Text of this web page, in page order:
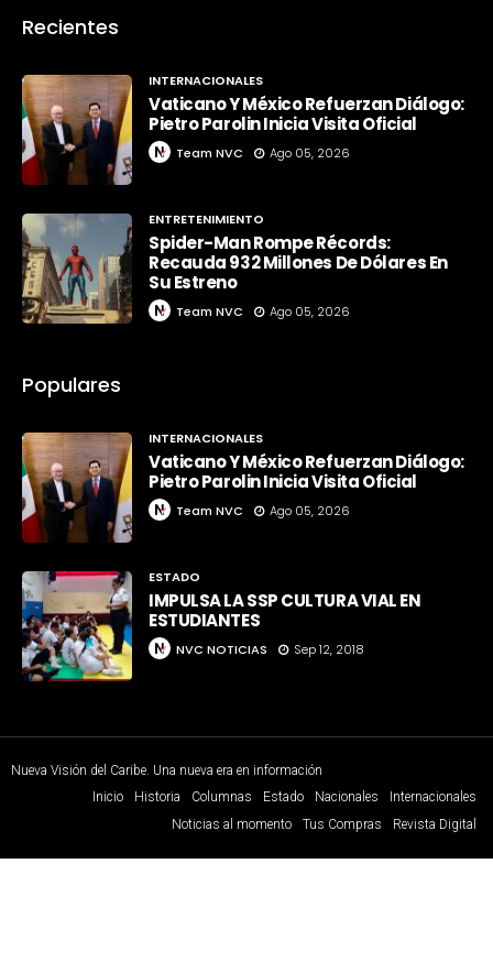
Recientes
INTERNACIONALES
Vaticano Y México Refuerzan Diálogo:
Pietro Parolin Inicia Visita Oficial
Team NVC Ago 05, 2026
ENTRETENIMIENTO
Spider-Man Rompe Récords:
Recauda 932 Millones De Dólares En
Su Estreno
Team NVC Ago 05, 2026
Populares
INTERNACIONALES
Vaticano Y México Refuerzan Diálogo:
Pietro Parolin Inicia Visita Oficial
Team NVC Ago 05, 2026
ESTADO
IMPULSA LA SSP CULTURA VIAL EN
ESTUDIANTES
NVC NOTICIAS Sep 12, 2018
Nueva Visión del Caribe. Una nueva era en información
Inicio
Historia Columnas Estado Nacionales
Internacionales
Noticias al momento
Tus Compras Revista Digital